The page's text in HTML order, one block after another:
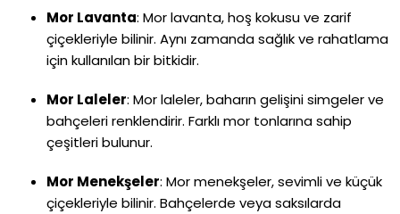
Mor Lavanta: Mor lavanta, hoş kokusu ve zarif
çiçekleriyle bilinir. Aynı zamanda sağlık ve rahatlama
için kullanılan bir bitkidir.
Mor Laleler: Mor laleler, baharın gelişini simgeler ve
bahçeleri renklendirir. Farklı mor tonlarına sahip
çeşitleri bulunur.
Mor Menekşeler: Mor menekşeler, sevimli ve küçük
çiçekleriyle bilinir. Bahçelerde veya saksılarda